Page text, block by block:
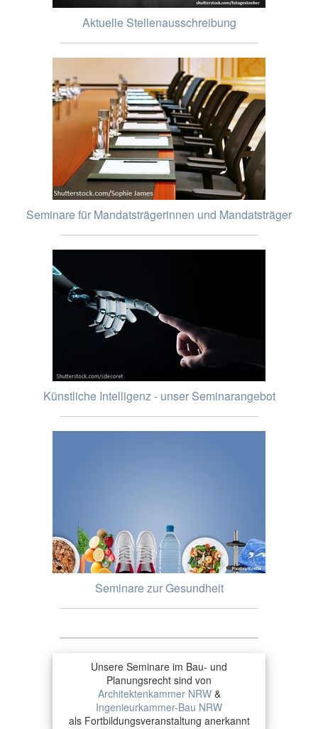
Aktuelle Stellenausschreibung
Seminare für Mandatsträgerinnen und Mandatsträger
Künstliche Intelligenz - unser Seminarangebot
Seminare zur Gesundheit
Unsere Seminare im Bau- und
Planungsrecht sind von
Architektenkammer NRW&
Ingenieurkammer-Bau NRW
als Fortbildungsveranstaltung anerkannt